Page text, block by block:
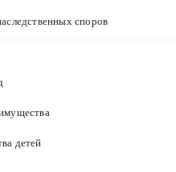
споров
детей